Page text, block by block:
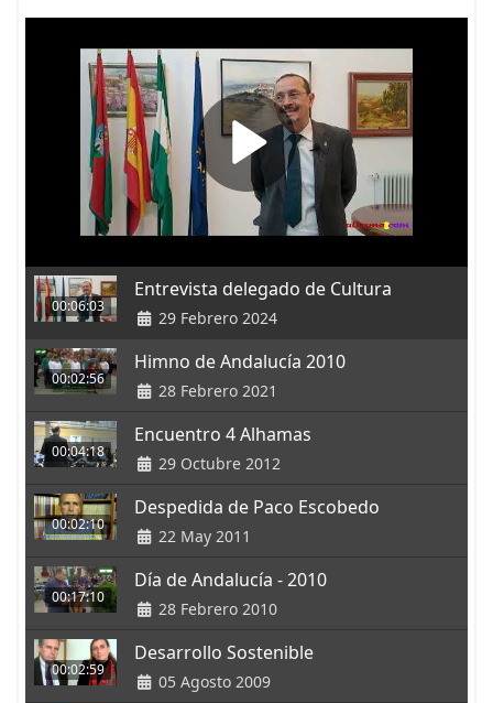
00:06:03
Entrevista delegado de Cultura
29 Febrero 2024
00:02:56
Himno de Andalucía 2010
28 Febrero 2021
00:04:18
Encuentro 4 Alhamas
29 Octubre 2012
00:02:10
Despedida de Paco Escobedo
22 May 2011
00:17:10
Día de Andalucía - 2010
28 Febrero 2010
00:02:59
Desarrollo Sostenible
05 Agosto 2009